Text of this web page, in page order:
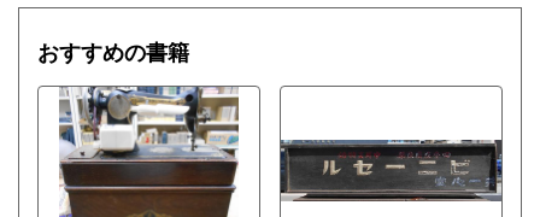
おすすめの書籍